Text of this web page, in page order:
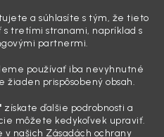
a súhlasíte s tým, že tieto
tretími stranami, napríklad s
partnermi.
používať iba nevyhnutné
prispôsobený obsah.
získate ďalšie podrobnosti a
môžete kedykoľvek upraviť.
našich Zásadách ochrany
slnko, vy sedíte v čerstvo
palubnú dosku vás ide poraziť. V
a v švíkoch sedačiek na vás stále
tam jednodu...
5 kúskov autokozmetiky,
vami zaprášená kapota. Pre